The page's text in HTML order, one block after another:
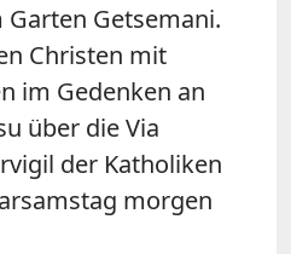
Getsemani.
Christen mit
im Gedenken an
über die Via
der Katholiken
morgen